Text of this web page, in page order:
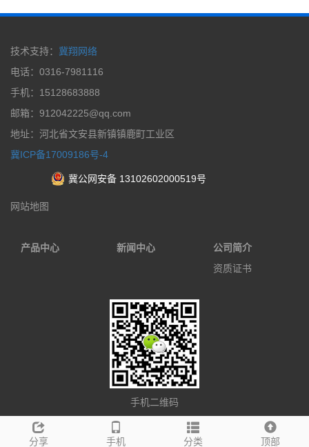
分享 手机 分类 顶部
技术支持： 冀翔网络
电话：0316-7981116
手机：15128683888
邮箱：912042225@qq.com
地址：河北省文安县新镇镇鹿町工业区
冀ICP备17009186号-4
冀公网安备 13102602000519号
网站地图
产品中心 新闻中心
公司简介
资质证书
手机二维码